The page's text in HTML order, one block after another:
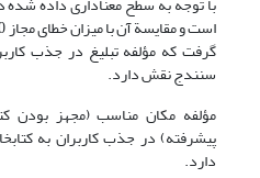
گرفت که مؤلفه تبلیغ در جذب
سنندج نقش دارد.
مؤلفه مکان مناسب (مجهز بودن
پیشرفته) در جذب کاربران به
دارد.